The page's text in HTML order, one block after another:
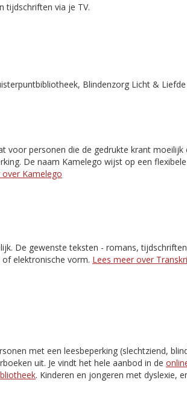
tijdschriften via je TV.
Blindenzorg Licht &
voor personen die de gedrukte krant
De naam Kamelego wijst op een
Kamelego
De gewenste teksten - romans,
elektronische vorm. Lees meer over
met een leesbeperking (slechtziend,
uit. Je vindt het hele aanbod in de
. Kinderen en jongeren met dyslexie,